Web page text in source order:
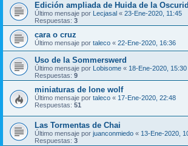
Edición ampliada de Huida de la
Último mensaje por Lecjasal « 23-Ene-2020, 11:45
Respuestas: 3
cara o cruz
Último mensaje por taleco « 22-Ene-2020, 16:36
Uso de la Sommerswerd
Último mensaje por Lobisome « 18-Ene-2020, 15:30
Respuestas: 9
miniaturas de lone wolf
Último mensaje por taleco « 17-Ene-2020, 22:48
Respuestas: 51
Las Tormentas de Chai
Último mensaje por juanconmiedo « 13-Ene-2020,
Respuestas: 3